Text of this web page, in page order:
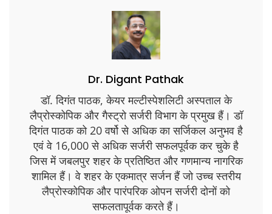
Dr. Digant Pathak
डॉ. दिगंत पाठक, केयर मल्टीस्पेशलिटी अस्पताल के
लैप्रोस्कोपिक और गैस्ट्रो सर्जरी विभाग के प्रमुख हैं। डॉ
दिगंत पाठक को 20 वर्षो से अधिक का सर्जिकल अनुभव है
एवं वे 16,000 से अधिक सर्जरी सफलपूर्वक कर चुके है
जिस में जबलपुर शहर के प्रतिष्ठित और गणमान्य नागरिक
शामिल हैं। वे शहर के एकमात्र सर्जन हैं जो उच्च स्तरीय
लैप्रोस्कोपिक और पारंपरिक ओपन सर्जरी दोनों को
सफलतापूर्वक करते हैं।